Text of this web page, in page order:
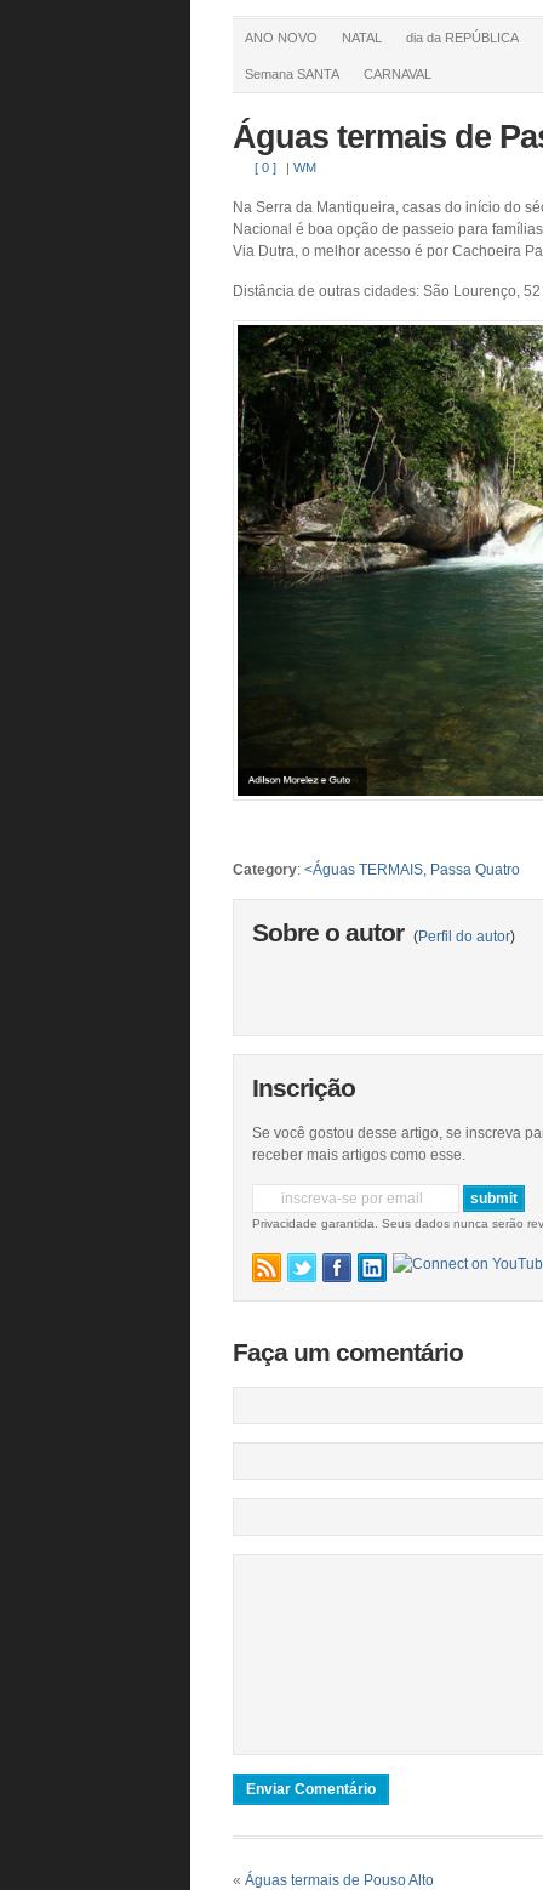
ANO NOVO NATAL dia da REPÚBLICA
Semana SANTA CARNAVAL
Águas termais de
[ 0 ] | WM
Na Serra da Mantiqueira, casas do início do
Nacional é boa opção de passeio para
Via Dutra, o melhor acesso é por Cachoeira
Distância de outras cidades: São Lourenço,
Category: <Águas TERMAIS Passa Quatro
Sobre o autor (Perfil do autor)
Inscrição
Se você gostou desse artigo, se inscreva
receber mais artigos como esse.
Privacidade garantida. Seus dados nunca serão
Faça um comentário
« Águas termais de Pouso Alto